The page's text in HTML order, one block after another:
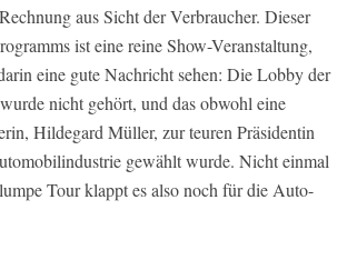
aus Sicht der Verbraucher. Dieser
ist eine reine Show-Veranstaltung,
eine gute Nachricht sehen: Die Lobby der
nicht gehört, und das obwohl eine
Hildegard Müller, zur teuren Präsidentin
gewählt wurde. Nicht einmal
Tour klappt es also noch für die Auto-